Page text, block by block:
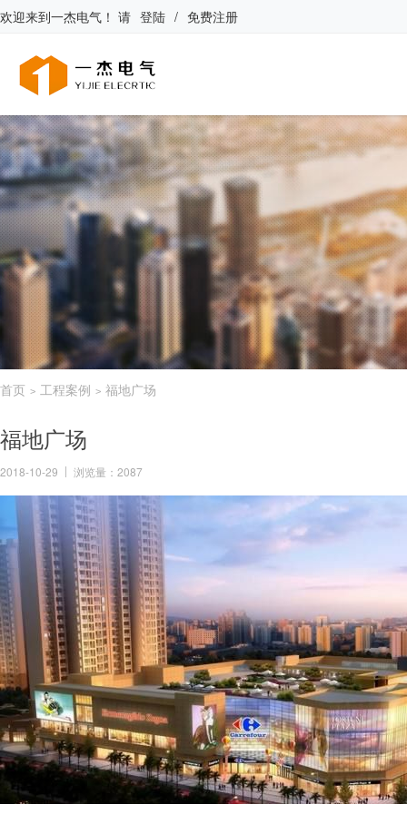
欢迎来到一杰电气 ！ 请 登陆 / 免费注册
首页 > 工程案例 > 福地广场
福地广场
2018-10-29 浏览量：2087